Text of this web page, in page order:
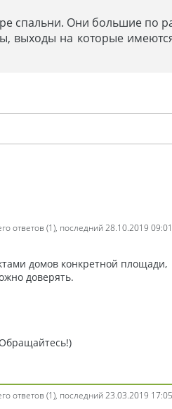
спальни. Они большие по
выходы на которые
ответов (1), последний 28.10.2019
домов конкретной площади,
доверять.
ответов (1), последний 23.03.2019